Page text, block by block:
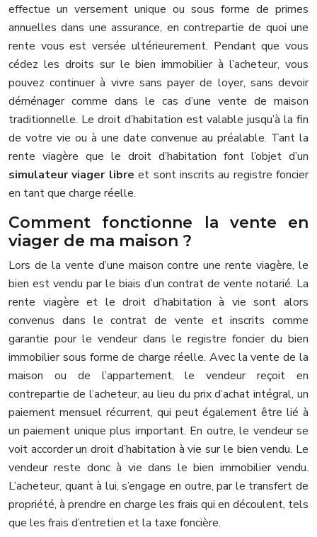
effectue un versement unique ou sous forme de primes
annuelles dans une assurance, en contrepartie de quoi une
rente vous est versée ultérieurement. Pendant que vous
cédez les droits sur le bien immobilier à l’acheteur, vous
pouvez continuer à vivre sans payer de loyer, sans devoir
déménager comme dans le cas d’une vente de maison
traditionnelle. Le droit d’habitation est valable jusqu’à la fin
de votre vie ou à une date convenue au préalable. Tant la
rente viagère que le droit d’habitation font l’objet d’un
simulateur viager libre et sont inscrits au registre foncier
en tant que charge réelle.
Comment fonctionne la vente en
viager de ma maison ?
Lors de la vente d’une maison contre une rente viagère, le
bien est vendu par le biais d’un contrat de vente notarié. La
rente viagère et le droit d’habitation à vie sont alors
convenus dans le contrat de vente et inscrits comme
garantie pour le vendeur dans le registre foncier du bien
immobilier sous forme de charge réelle. Avec la vente de la
maison ou de l’appartement, le vendeur reçoit en
contrepartie de l’acheteur, au lieu du prix d’achat intégral, un
paiement mensuel récurrent, qui peut également être lié à
un paiement unique plus important. En outre, le vendeur se
voit accorder un droit d’habitation à vie sur le bien vendu. Le
vendeur reste donc à vie dans le bien immobilier vendu.
L’acheteur, quant à lui, s’engage en outre, par le transfert de
propriété, à prendre en charge les frais qui en découlent, tels
que les frais d’entretien et la taxe foncière.